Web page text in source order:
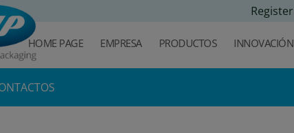
Register
HOME PAGE EMPRESA PRODUCTOS INNOVACIÓN